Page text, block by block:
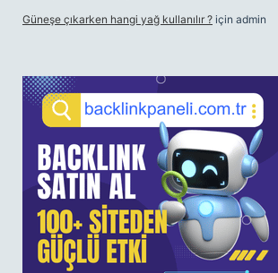
Güneşe çıkarken hangi yağ kullanılır ? için admin